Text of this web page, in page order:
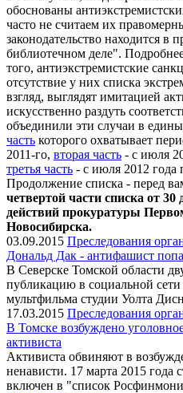
обоснованы
часто не считаем их
законодательство находится в
библиотечном деле".
того, антиэкстремистские
отсутствие у них списка
взгляд, выглядят имитацией
искусственно раздуть
объединили эти случаи в
часть которого охватывает
2011-го, вторая часть - с июля
третья часть - с июля 2012 года
Продолжение списка - перед
четвертой части списка от 30
действий прокуратуры
Новосибирска.
03.09.2015 Преследования
Дональд Дак - антифашист
В Северске Томской области
публикацию в социальной
мультфильма студии Уолта
17.03.2015 Преследования
В Томске возбуждено
активиста
Активиста обвиняют в
ненависти. 17 марта 2015 года
включен в "список